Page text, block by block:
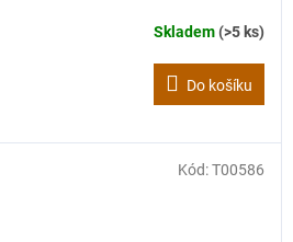
Skladem(>5 ks)
Do košíku
Kód:T00586